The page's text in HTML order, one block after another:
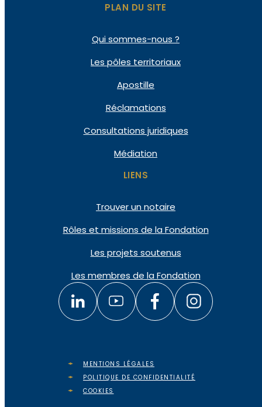
PLAN DU SITE
Qui sommes-nous ?
Les pôles territoriaux
Apostille
Réclamations
Consultations juridiques
Médiation
LIENS
Trouver un notaire
Rôles et missions de la Fondation
Les projets soutenus
Les membres de la Fondation
MENTIONS LÉGALES
POLITIQUE DE CONFIDENTIALITÉ
COOKIES